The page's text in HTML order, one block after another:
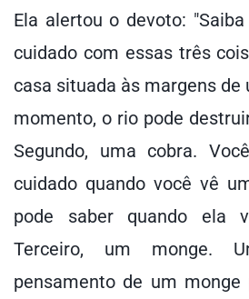
Ela alertou o devoto:
cuidado com essas três
casa situada às margens de
momento, o rio pode
Segundo, uma cobra.
cuidado quando você vê
pode saber quando ela
Terceiro, um monge.
pensamento de um